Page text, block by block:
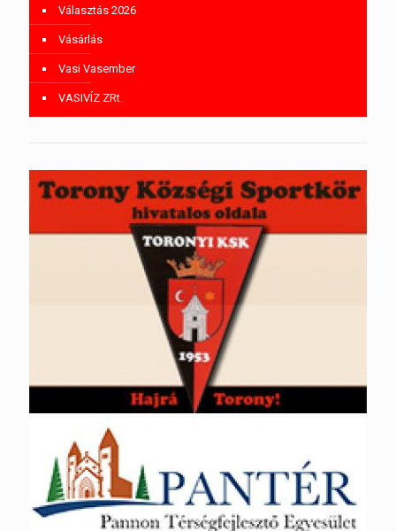
Választás 2026
Vásárlás
Vasi Vasember
VASIVÍZ ZRt.